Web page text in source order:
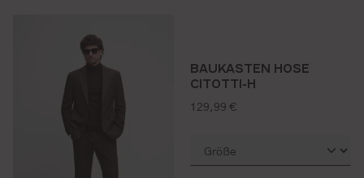
BAUKASTEN HOSE
CITOTTI-H
regulärer preis:
129,99 €